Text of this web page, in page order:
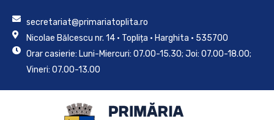
secretariat@primariatoplita.ro
Nicolae Bălcescu nr. 14 • Toplița • Harghita • 535700
Orar casierie: Luni-Miercuri: 07.00-15.30; Joi: 07.00-18.00;
Vineri: 07.00-13.00